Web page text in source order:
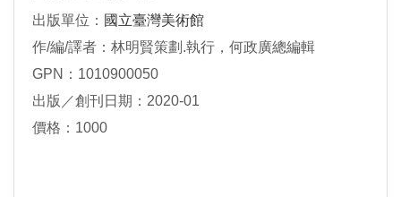
出版單位： 國立臺灣美術館
作/編/譯者：林明賢策劃.執行，何政廣總編輯
GPN：1010900050
出版／創刊日期：2020-01
價格：1000